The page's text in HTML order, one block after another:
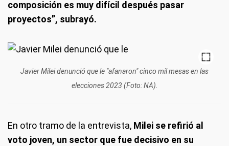
composición es muy difícil después pasar
proyectos”, subrayó.
Javier Milei denunció que le "afanaron" cinco mil mesas en las
elecciones 2023 (Foto: NA).
En otro tramo de la entrevista, Milei se refirió al
voto joven, un sector que fue decisivo en su